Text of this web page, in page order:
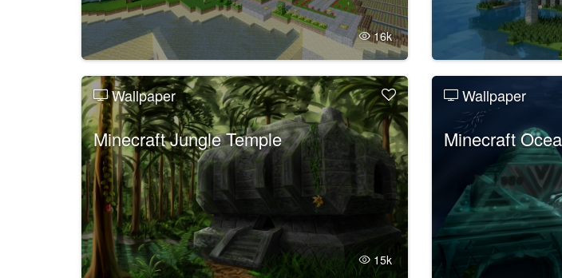
16k
Wallpaper
Minecraft Jungle Temple
15k
Wallpaper
Minecraft